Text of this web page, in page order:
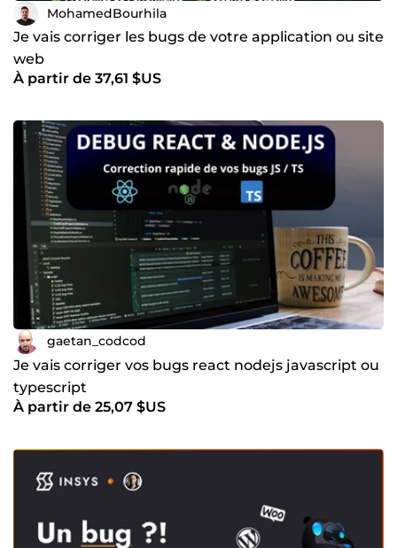
MohamedBourhila
Je vais corriger les bugs de votre application ou site
web
À partir de 37,61 $US
gaetan_codcod
Je vais corriger vos bugs react nodejs javascript ou
typescript
À partir de 25,07 $US